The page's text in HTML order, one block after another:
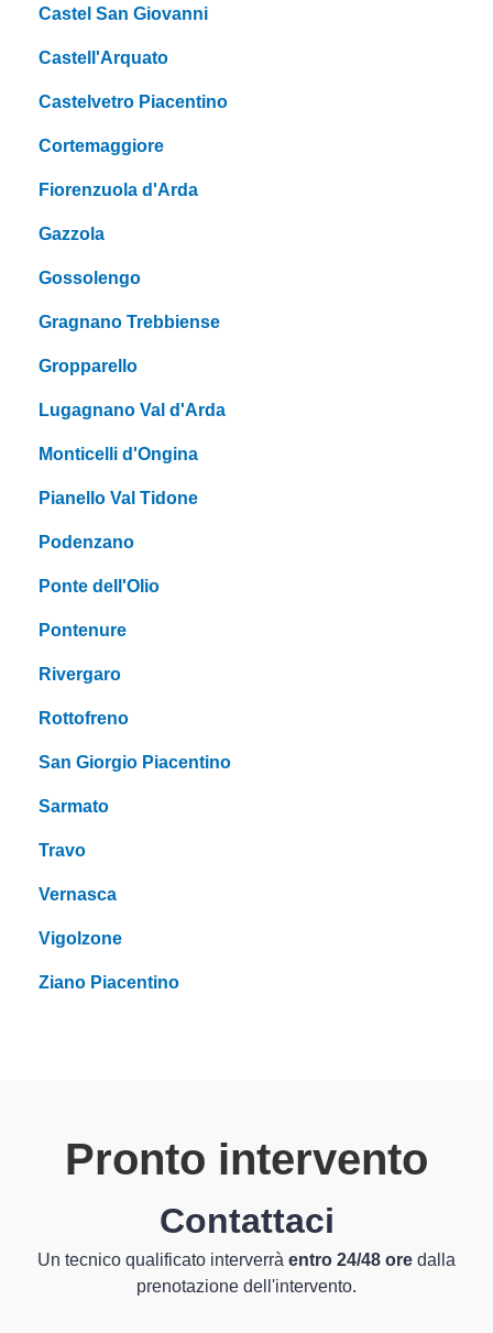
Castel San Giovanni
Castell'Arquato
Castelvetro Piacentino
Cortemaggiore
Fiorenzuola d'Arda
Gazzola
Gossolengo
Gragnano Trebbiense
Gropparello
Lugagnano Val d'Arda
Monticelli d'Ongina
Pianello Val Tidone
Podenzano
Ponte dell'Olio
Pontenure
Rivergaro
Rottofreno
San Giorgio Piacentino
Sarmato
Travo
Vernasca
Vigolzone
Ziano Piacentino
Pronto intervento
Contattaci
Un tecnico qualificato interverrà entro 24/48 ore dalla
prenotazione dell'intervento.